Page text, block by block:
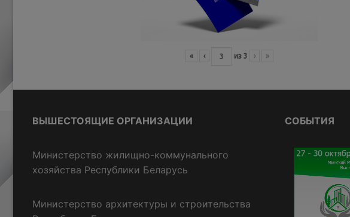
« ‹ из 3 › »
ВЫШЕСТОЯЩИЕ ОРГАНИЗАЦИИ
Министерство жилищно-коммунального
хозяйства Республики Беларусь
Министерство архитектуры и строительства
СОБЫТИЯ